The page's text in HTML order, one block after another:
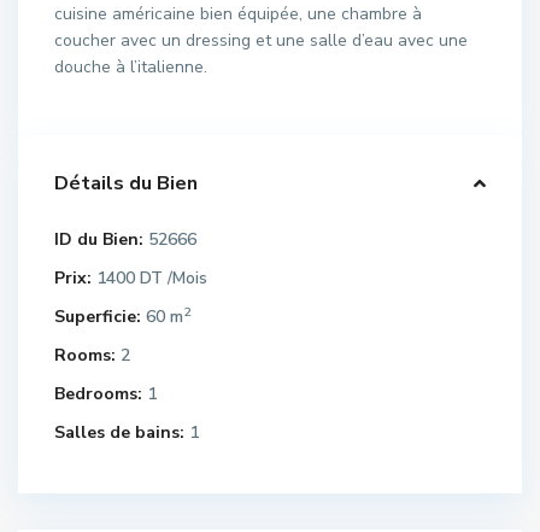
cuisine américaine bien équipée, une chambre à
coucher avec un dressing et une salle d’eau avec une
douche à l’italienne.
Détails du Bien
ID du Bien: 52666
Prix: 1400 DT /Mois
Superficie: 60 m2
Rooms: 2
Bedrooms: 1
Salles de bains: 1